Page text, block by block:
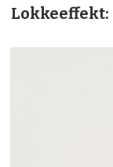
Lokkeeffekt: